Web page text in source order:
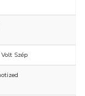
Szép